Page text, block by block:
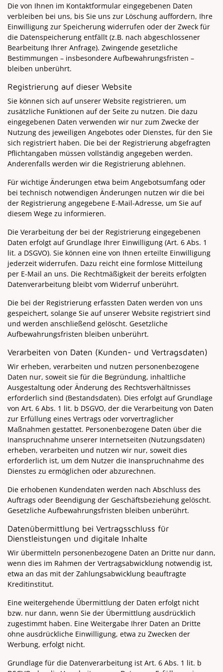
Die von Ihnen im Kontaktformular eingegebenen Daten
verbleiben bei uns, bis Sie uns zur Löschung auffordern, Ihre
Einwilligung zur Speicherung widerrufen oder der Zweck für
die Datenspeicherung entfällt (z.B. nach abgeschlossener
Bearbeitung Ihrer Anfrage). Zwingende gesetzliche
Bestimmungen – insbesondere Aufbewahrungsfristen –
bleiben unberührt.
Registrierung auf dieser Website
Sie können sich auf unserer Website registrieren, um
zusätzliche Funktionen auf der Seite zu nutzen. Die dazu
eingegebenen Daten verwenden wir nur zum Zwecke der
Nutzung des jeweiligen Angebotes oder Dienstes, für den Sie
sich registriert haben. Die bei der Registrierung abgefragten
Pflichtangaben müssen vollständig angegeben werden.
Anderenfalls werden wir die Registrierung ablehnen.
Für wichtige Änderungen etwa beim Angebotsumfang oder
bei technisch notwendigen Änderungen nutzen wir die bei
der Registrierung angegebene E-Mail-Adresse, um Sie auf
diesem Wege zu informieren.
Die Verarbeitung der bei der Registrierung eingegebenen
Daten erfolgt auf Grundlage Ihrer Einwilligung (Art. 6 Abs. 1
lit. a DSGVO). Sie können eine von Ihnen erteilte Einwilligung
jederzeit widerrufen. Dazu reicht eine formlose Mitteilung
per E-Mail an uns. Die Rechtmäßigkeit der bereits erfolgten
Datenverarbeitung bleibt vom Widerruf unberührt.
Die bei der Registrierung erfassten Daten werden von uns
gespeichert, solange Sie auf unserer Website registriert sind
und werden anschließend gelöscht. Gesetzliche
Aufbewahrungsfristen bleiben unberührt.
Verarbeiten von Daten (Kunden- und Vertragsdaten)
Wir erheben, verarbeiten und nutzen personenbezogene
Daten nur, soweit sie für die Begründung, inhaltliche
Ausgestaltung oder Änderung des Rechtsverhältnisses
erforderlich sind (Bestandsdaten). Dies erfolgt auf Grundlage
von Art. 6 Abs. 1 lit. b DSGVO, der die Verarbeitung von Daten
zur Erfüllung eines Vertrags oder vorvertraglicher
Maßnahmen gestattet. Personenbezogene Daten über die
Inanspruchnahme unserer Internetseiten (Nutzungsdaten)
erheben, verarbeiten und nutzen wir nur, soweit dies
erforderlich ist, um dem Nutzer die Inanspruchnahme des
Dienstes zu ermöglichen oder abzurechnen.
Die erhobenen Kundendaten werden nach Abschluss des
Auftrags oder Beendigung der Geschäftsbeziehung gelöscht.
Gesetzliche Aufbewahrungsfristen bleiben unberührt.
Datenübermittlung bei Vertragsschluss für
Dienstleistungen und digitale Inhalte
Wir übermitteln personenbezogene Daten an Dritte nur dann,
wenn dies im Rahmen der Vertragsabwicklung notwendig ist,
etwa an das mit der Zahlungsabwicklung beauftragte
Kreditinstitut.
Eine weitergehende Übermittlung der Daten erfolgt nicht
bzw. nur dann, wenn Sie der Übermittlung ausdrücklich
zugestimmt haben. Eine Weitergabe Ihrer Daten an Dritte
ohne ausdrückliche Einwilligung, etwa zu Zwecken der
Werbung, erfolgt nicht.
Grundlage für die Datenverarbeitung ist Art. 6 Abs. 1 lit. b